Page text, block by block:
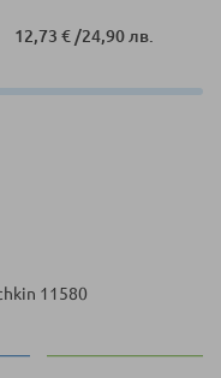
12,73 €/24,90 лв.
11580